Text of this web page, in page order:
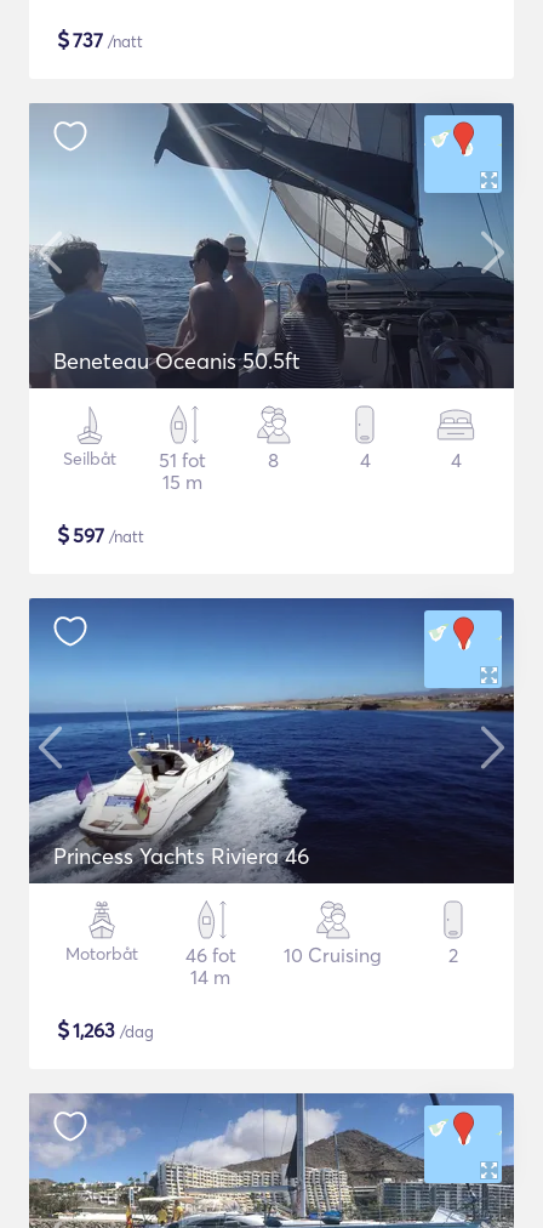
$737 /natt
Beneteau Oceanis 50.5ft
Seilbåt
51 fot
15 m
8 4 4
$597 /natt
Princess Yachts Riviera 46
Motorbåt
46 fot
14 m
10 Cruising 2
$1,263 /dag